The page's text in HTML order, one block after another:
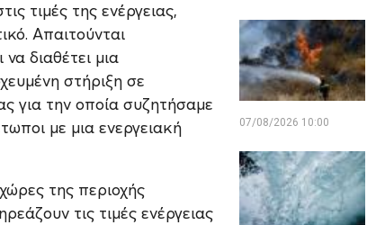
τιμές της ενέργειας,
Απαιτούνται
διαθέτει μια
στήριξη σε
για την οποία συζητήσαμε
με μια ενεργειακή
της περιοχής
τις τιμές ενέργειας
07/08/2026 10:00